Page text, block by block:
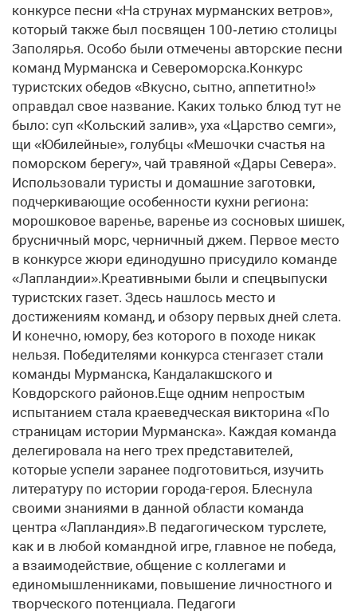
конкурсе песни «На струнах мурманских ветров»,
который также был посвящен 100‑летию столицы
Заполярья. Особо были отмечены авторские песни
команд Мурманска и Североморска.Конкурс
туристских обедов «Вкусно, сытно, аппетитно!»
оправдал свое название. Каких только блюд тут не
было: суп «Кольский залив», уха «Царство семги»,
щи «Юбилейные», голубцы «Мешочки счастья на
поморском берегу», чай травяной «Дары Севера».
Использовали туристы и домашние заготовки,
подчеркивающие особенности кухни региона:
морошковое варенье, варенье из сосновых шишек,
брусничный морс, черничный джем. Первое место
в конкурсе жюри единодушно присудило команде
«Лапландии».Креативными были и спецвыпуски
туристских газет. Здесь нашлось место и
достижениям команд, и обзору первых дней слета.
И конечно, юмору, без которого в походе никак
нельзя. Победителями конкурса стенгазет стали
команды Мурманска, Кандалакшского и
Ковдорского районов.Еще одним непростым
испытанием стала краеведческая викторина «По
страницам истории Мурманска». Каждая команда
делегировала на него трех представителей,
которые успели заранее подготовиться, изучить
литературу по истории города-героя. Блеснула
своими знаниями в данной области команда
центра «Лапландия».В педагогическом турслете,
как и в любой командной игре, главное не победа,
а взаимодействие, общение с коллегами и
единомышленниками, повышение личностного и
творческого потенциала. Педагоги